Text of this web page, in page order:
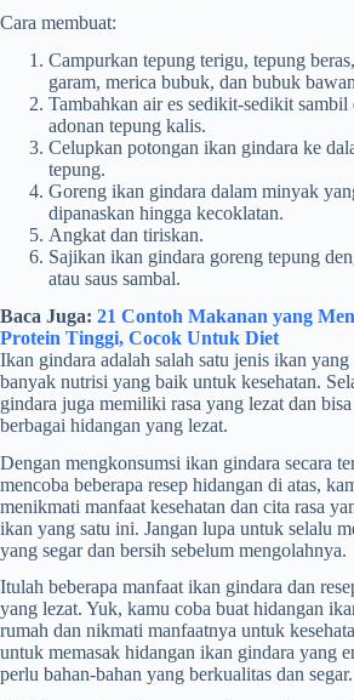
Cara membuat:
Campurkan tepung terigu, tepung
garam, merica bubuk, dan bubuk
Tambahkan air es sedikit-sedikit
adonan tepung kalis.
Celupkan potongan ikan gindara ke
tepung.
Goreng ikan gindara dalam minyak
dipanaskan hingga kecoklatan.
Angkat dan tiriskan.
Sajikan ikan gindara goreng tepung
atau saus sambal.
Baca Juga: 21 Contoh Makanan yang
Protein Tinggi, Cocok Untuk Diet
Ikan gindara adalah salah satu jenis ikan
banyak nutrisi yang baik untuk kesehatan.
gindara juga memiliki rasa yang lezat dan
berbagai hidangan yang lezat.
Dengan mengkonsumsi ikan gindara secara
mencoba beberapa resep hidangan di atas,
menikmati manfaat kesehatan dan cita rasa
ikan yang satu ini. Jangan lupa untuk selalu
yang segar dan bersih sebelum mengolahnya.
Itulah beberapa manfaat ikan gindara dan
yang lezat. Yuk, kamu coba buat hidangan
rumah dan nikmati manfaatnya untuk
untuk memasak hidangan ikan gindara yang
perlu bahan-bahan yang berkualitas dan segar.